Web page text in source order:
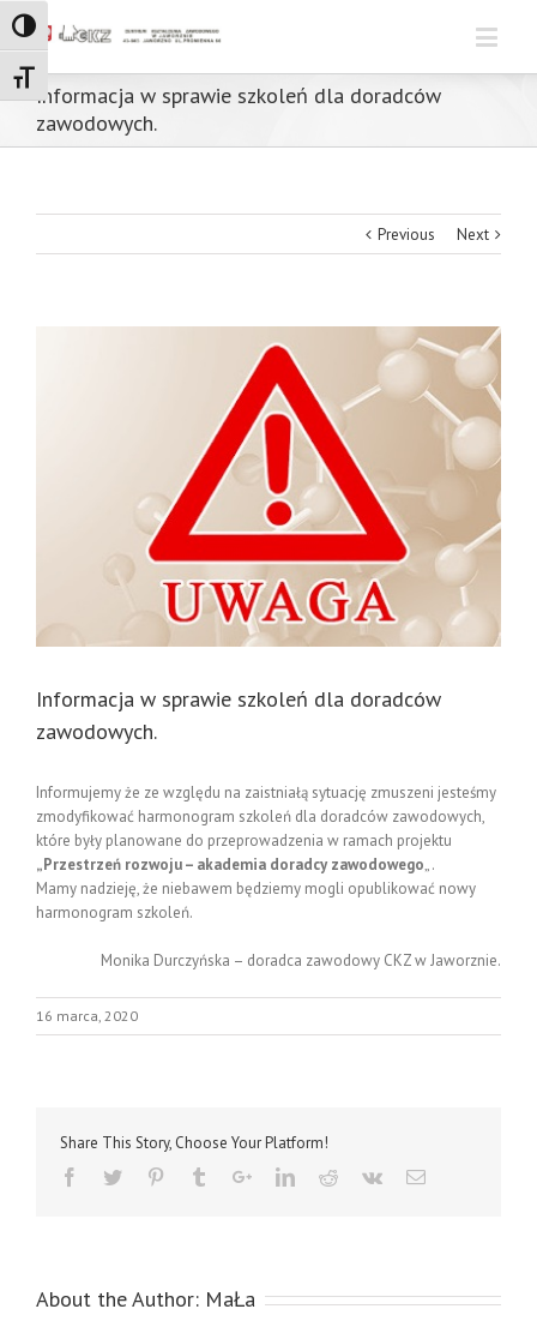
Toggle High Contrast
Toggle Font size
Informacja w sprawie szkoleń dla doradców
zawodowych.
Previous Next
Informacja w sprawie szkoleń dla doradców
zawodowych.
Informujemy że ze względu na zaistniałą sytuację zmuszeni jesteśmy
zmodyfikować harmonogram szkoleń dla doradców zawodowych,
które były planowane do przeprowadzenia w ramach projektu
„Przestrzeń rozwoju – akademia doradcy zawodowego„.
Mamy nadzieję, że niebawem będziemy mogli opublikować nowy
harmonogram szkoleń.
Monika Durczyńska – doradca zawodowy CKZ w Jaworznie.
16 marca, 2020
Share This Story, Choose Your Platform!
About the Author: MaŁa